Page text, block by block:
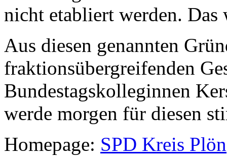
nicht etabliert werden. Das
Aus diesen genannten
fraktionsübergreifenden
Bundestagskolleginnen
werde morgen für diesen
Homepage: SPD Kreis Plön